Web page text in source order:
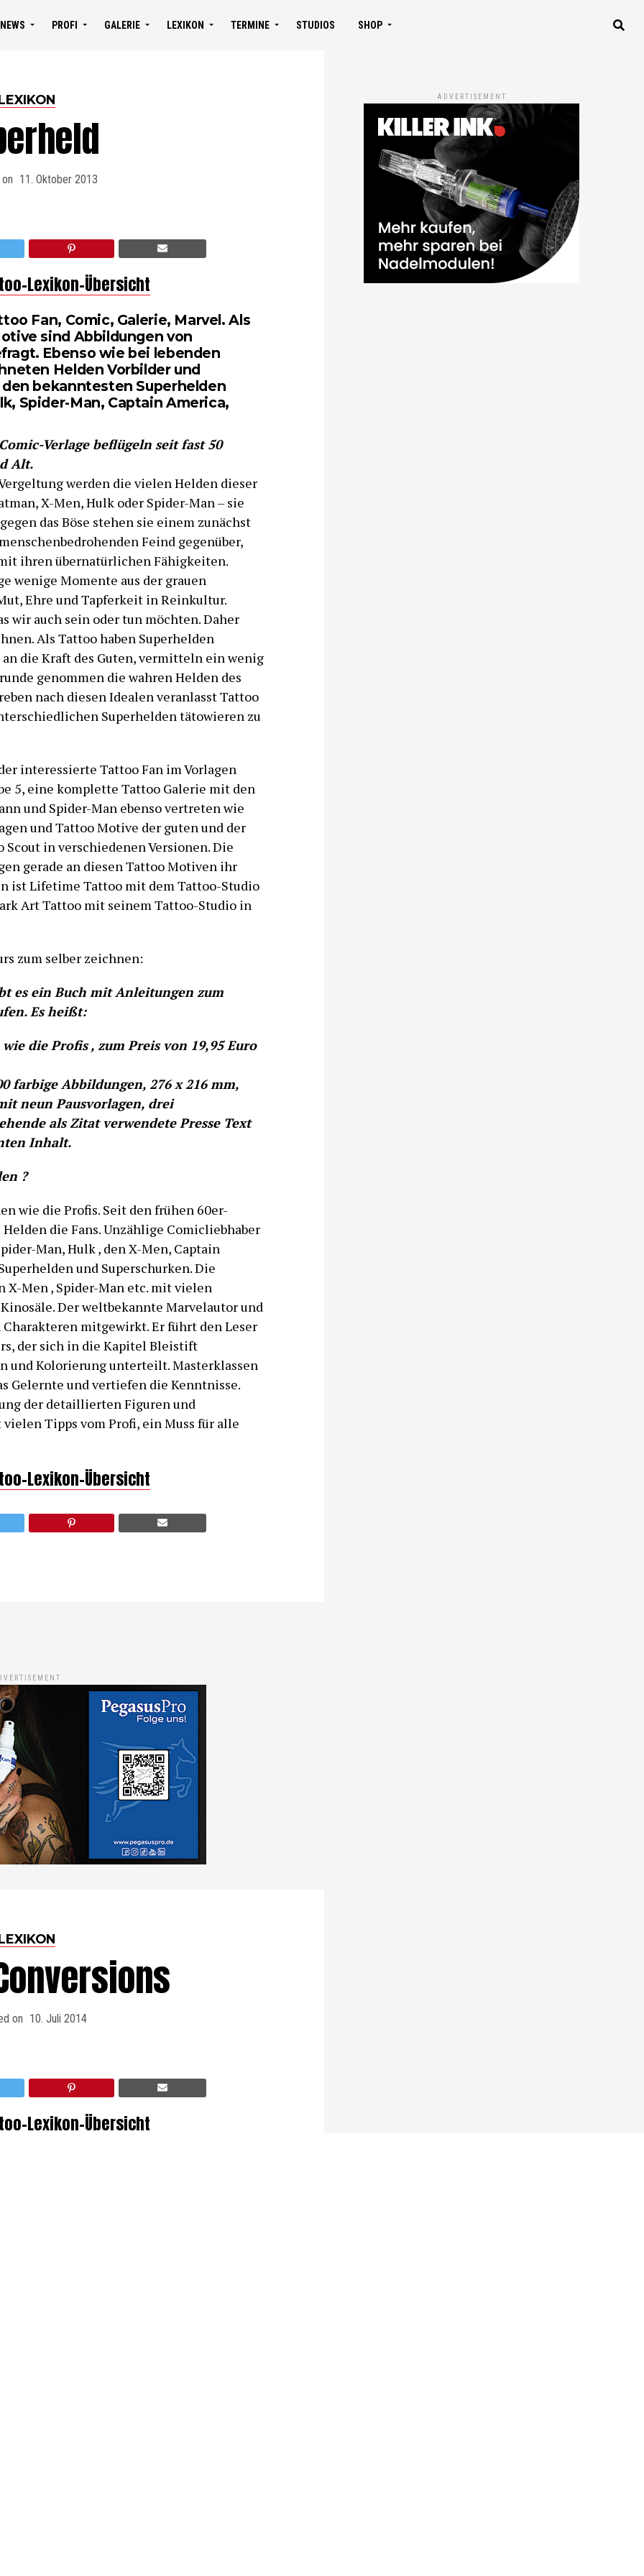
NEWS PROFI GALERIE LEXIKON TERMINE STUDIOS SHOP
11. Oktober 2013
Lexikon-Übersicht
Fan, Comic, Galerie, Marvel. Als
sind Abbildungen von
Ebenso wie bei lebenden
Helden Vorbilder und
bekanntesten Superhelden
Spider-Man, Captain America,
Verlage beflügeln seit fast 50
Alt.
werden die vielen Helden dieser
X-Men, Hulk oder Spider-Man – sie
das Böse stehen sie einem zunächst
Feind gegenüber,
ihren übernatürlichen Fähigkeiten.
wenige Momente aus der grauen
Ehre und Tapferkeit in Reinkultur.
wir auch sein oder tun möchten. Daher
Als Tattoo haben Superhelden
die Kraft des Guten, vermitteln ein wenig
genommen die wahren Helden des
nach diesen Idealen veranlasst Tattoo
Superhelden tätowieren zu
interessierte Tattoo Fan im Vorlagen
5, eine komplette Tattoo Galerie mit den
und Spider-Man ebenso vertreten wie
und Tattoo Motive der guten und der
in verschiedenen Versionen. Die
gerade an diesen Tattoo Motiven ihr
ist Lifetime Tattoo mit dem Tattoo-Studio
Art Tattoo mit seinem Tattoo-Studio in
zum selber zeichnen:
es ein Buch mit Anleitungen zum
Es heißt:
die Profis , zum Preis von 19,95 Euro
farbige Abbildungen, 276 x 216 mm,
neun Pausvorlagen, drei
als Zitat verwendete Presse Text
Inhalt.
?
wie die Profis. Seit den frühen 60er-
die Fans. Unzählige Comicliebhaber
Man, Hulk , den X-Men, Captain
und Superschurken. Die
Men , Spider-Man etc. mit vielen
Der weltbekannte Marvelautor und
mitgewirkt. Er führt den Leser
der sich in die Kapitel Bleistift
und Kolorierung unterteilt. Masterklassen
Gelernte und vertiefen die Kenntnisse.
der detaillierten Figuren und
Tipps vom Profi, ein Muss für alle
Lexikon-Übersicht
on 10. Juli 2014
Lexikon-Übersicht
ADVERTISEMENT